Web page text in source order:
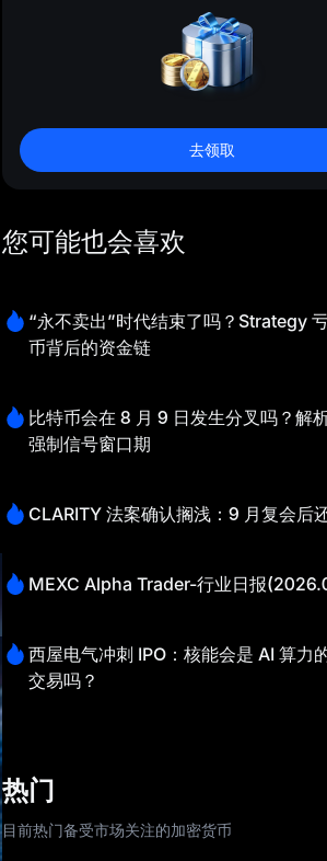
去领取
您可能也会喜欢
“永不卖出”时代结束了吗？Strategy
币背后的资金链
比特币会在 8 月 9 日发生分叉吗？解
强制信号窗口期
CLARITY 法案确认搁浅：9 月复会后
MEXC Alpha Trader-行业日报
西屋电气冲刺 IPO：核能会是 AI 算力
交易吗？
热门
目前热门备受市场关注的加密货币